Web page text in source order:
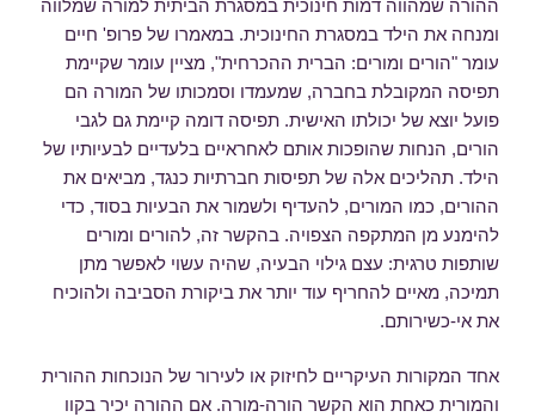
ההורה שמהווה דמות חינוכית במסגרת הביתית למורה שמלווה
ומנחה את הילד במסגרת החינוכית. במאמרו של פרופ' חיים
עומר "הורים ומורים: הברית ההכרחית", מציין עומר שקיימת
תפיסה המקובלת בחברה, שמעמדו וסמכותו של המורה הם
פועל יוצא של יכולתו האישית. תפיסה דומה קיימת גם לגבי
הורים, הנחות שהופכות אותם לאחראיים בלעדיים לבעיותיו של
הילד. תהליכים אלה של תפיסות חברתיות כנגד, מביאים את
ההורים, כמו המורים, להעדיף ולשמור את הבעיות בסוד, כדי
להימנע מן המתקפה הצפויה. בהקשר זה, להורים ומורים
שותפות טרגית: עצם גילוי הבעיה, שהיה עשוי לאפשר מתן
תמיכה, מאיים להחריף עוד יותר את ביקורת הסביבה ולהוכיח
את אי-כשירותם.
אחד המקורות העיקריים לחיזוק או לעירור של הנוכחות ההורית
והמורית כאחת הוא הקשר הורה-מורה. אם ההורה יכיר בקוו